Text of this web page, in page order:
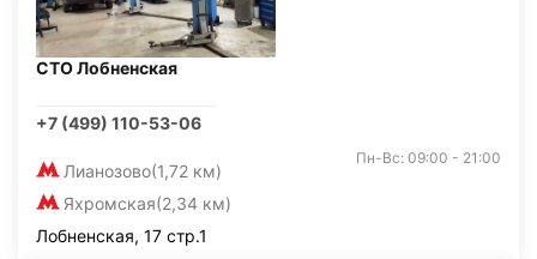
СТО Лобненская
+7 (499) 110-53-06
Лианозово(1,72 км)
Яхромская(2,34 км)
Пн-Вс: 09:00 - 21:00
Лобненская, 17 стр.1